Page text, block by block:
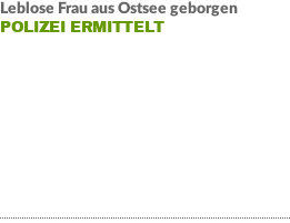
Leblose Frau aus Ostsee geborgen
POLIZEI ERMITTELT